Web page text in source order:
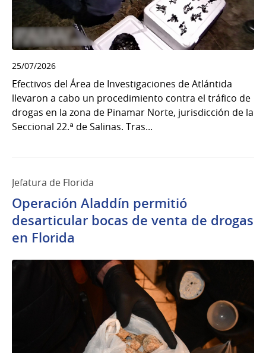
25/07/2026
Efectivos del Área de Investigaciones de Atlántida
llevaron a cabo un procedimiento contra el tráfico de
drogas en la zona de Pinamar Norte, jurisdicción de la
Seccional 22.ª de Salinas. Tras...
Jefatura de Florida
Operación Aladdín permitió
desarticular bocas de venta de drogas
en Florida